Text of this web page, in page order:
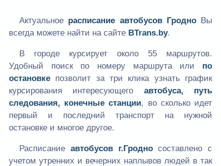
Актуальное расписание автобусов ГродноВы
всегда можете найти на сайте BTrans.by.
В городе курсирует около 55 маршрутов.
Удобный поиск по номеру маршрута или по
остановке позволит за три клика узнать график
курсирования интересующего автобуса, путь
следования, конечные станции, во сколько идет
первый и последний транспорт на нужной
остановке и многое другое.
Расписание автобусов г.Гродносоставлено с
учетом утренних и вечерних наплывов людей в так